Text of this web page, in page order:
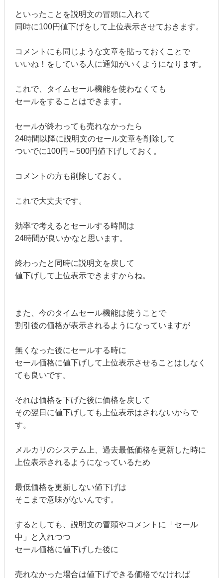
といったことを説明文の冒頭に入れて
同時に100円値下げをして上位表示させておきます。
コメントにも同じような文章を貼っておくことで
いいね！をしている人に通知がいくようになります。
これで、タイムセール機能を使わなくても
セールをすることはできます。
セールが終わっても売れなかったら
24時間以降に説明文のセール文章を削除して
ついでに100円～500円値下げしておく。
コメントの方も削除しておく。
これで大丈夫です。
効率で考えるとセールする時間は
24時間が良いかなと思います。
終わったと同時に説明文を戻して
値下げして上位表示できますからね。
また、今のタイムセール機能は使うことで
割引後の価格が表示されるようになっていますが
無くなった後にセールする時に
セール価格に値下げして上位表示させることはしなく
ても良いです。
それは価格を下げた後に価格を戻して
その翌日に値下げしても上位表示はされないからで
す。
メルカリのシステム上、過去最低価格を更新した時に
上位表示されるようになっているため
最低価格を更新しない値下げは
そこまで意味がないんです。
するとしても、説明文の冒頭やコメントに「セール
中」と入れつつ
セール価格に値下げした後に
売れなかった場合は値下げできる価格でなければ